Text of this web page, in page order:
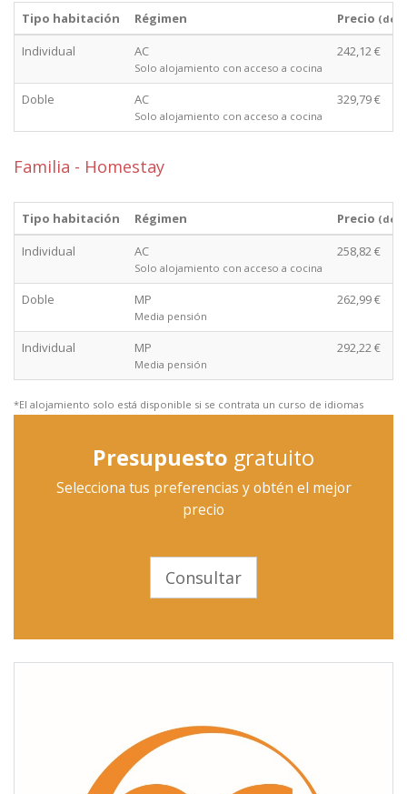
Tipo habitación Régimen Precio
Individual AC
Solo alojamiento con acceso a cocina
242,12 €
Doble AC
Solo alojamiento con acceso a cocina
329,79 €
Familia - Homestay
Tipo habitación Régimen Precio
Individual AC
Solo alojamiento con acceso a cocina
258,82 €
Doble MP
Media pensión
262,99 €
Individual MP
Media pensión
292,22 €
*El alojamiento solo está disponible si se contrata un curso de idiomas
Presupuesto gratuito
Selecciona tus preferencias y obtén el mejor
precio
Consultar